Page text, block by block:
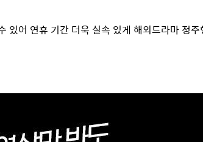
있어 연휴 기간 더욱 실속 있게 해외드라마 정